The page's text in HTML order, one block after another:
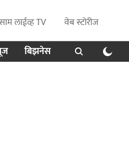
लाईव्ह TV
वेब स्टोरीज
बिझनेस